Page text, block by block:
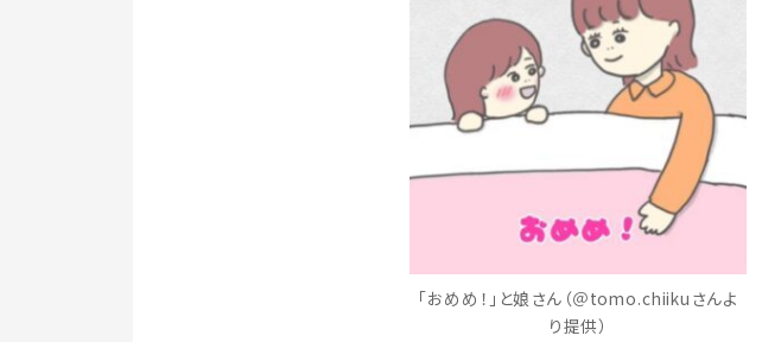
「おめめ！」と娘さん（＠tomo.chiikuさんよ
り提供）